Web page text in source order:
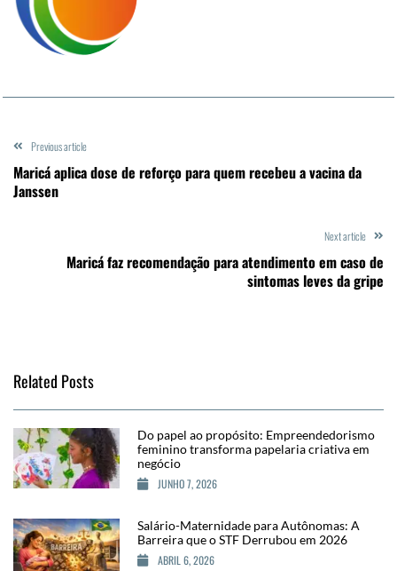
Previous article
Maricá aplica dose de reforço para quem recebeu a vacina da
Janssen
Next article
Maricá faz recomendação para atendimento em caso de
sintomas leves da gripe
Related Posts
Do papel ao propósito: Empreendedorismo
feminino transforma papelaria criativa em
negócio
JUNHO 7, 2026
Salário-Maternidade para Autônomas: A
Barreira que o STF Derrubou em 2026
ABRIL 6, 2026